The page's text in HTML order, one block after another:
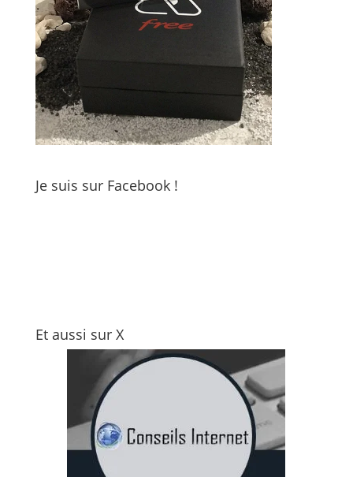
Je suis sur Facebook !
Et aussi sur X